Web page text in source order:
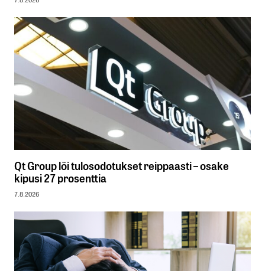
Qt Group löi tulosodotukset reippaasti – osake
kipusi 27 prosenttia
7.8.2026